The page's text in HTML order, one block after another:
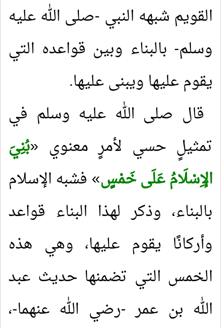
القويم شبهه النبي -صلى الله عليه
وسلم- بالبناء وبين قواعده التي
يقوم عليها ويبنى عليها.
قال صلى الله عليه وسلم في
تمثيلٍ حسي لأمرٍ معنوي «بُنِيَ
الإِسْلَامُ عَلَى خَمْسٍ» فشبه الإسلام
بالبناء، وذكر لهذا البناء قواعد
وأركانًا يقوم عليها، وهي هذه
الخمس التي تضمنها حديث عبد
الله بن عمر -رضي الله عنهما-،